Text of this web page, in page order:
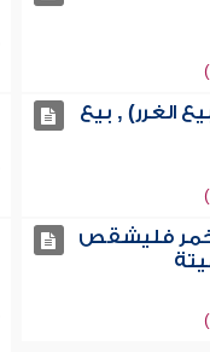
الغرر) , بيع
فليشقص